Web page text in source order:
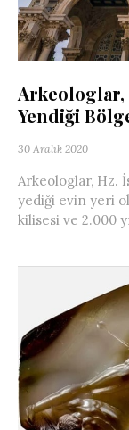
Arkeologlar,
Yendiği
30 Aralık 2020
Arkeologlar, Hz.
yediği evin yeri
kilisesi ve 2.000